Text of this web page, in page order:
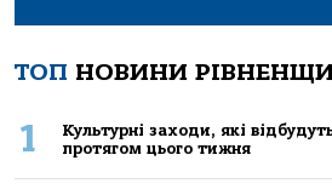
ТОП НОВИНИ
1
Культурні заходи, які
протягом цього тижня